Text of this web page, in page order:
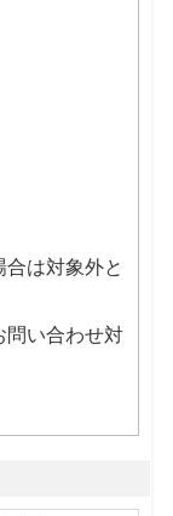
は対象外と
い合わせ対